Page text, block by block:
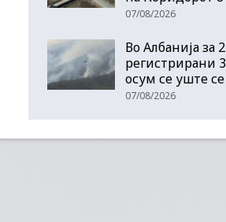
07/08/2026
Во Албанија за
регистрирани
осум се уште
07/08/2026